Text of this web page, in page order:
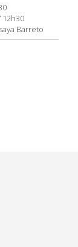
12h30
Barreto